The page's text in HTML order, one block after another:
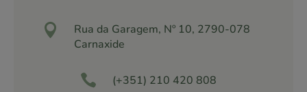

Rua da Garagem, Nº 10, 2790-078
Carnaxide
 (+351) 210 420 808